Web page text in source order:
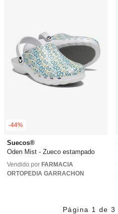
-44%
Suecos®
Oden Mist - Zueco estampado
63,78 € 35,99 €
Vendido por FARMACIA
ORTOPEDIA GARRACHON
Página 1 de 3